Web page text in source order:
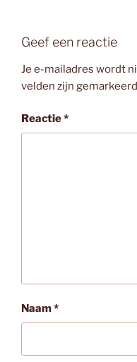
Geef een reactie
Je e-mailadres wordt
velden zijn
Reactie*
Naam*